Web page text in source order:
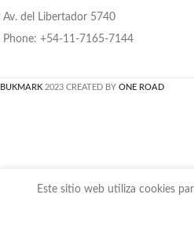
Av. del Libertador 5740
Phone: +54-11-7165-7144
BUKMARK 2023 CREATED BY ONE ROAD
Este sitio web utiliza cookies